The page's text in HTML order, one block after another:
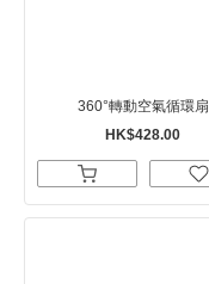
360°轉動空氣循環扇
HK$428.00